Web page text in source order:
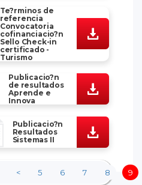
Te?rminos de
referencia
Convocatoria
cofinanciacio?n
Sello Check-in
certificado -
Turismo
Publicacio?n
de resultados
Aprende e
Innova
Publicacio?n
Resultados
Sistemas II
< 5 6 7 8 9